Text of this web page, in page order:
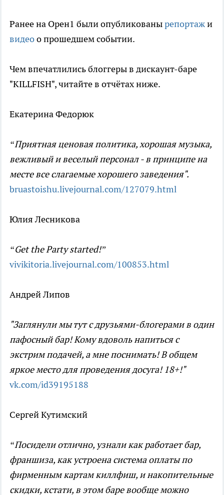
Ранее на Орен1 были опубликованырепортажи
видеоо прошедшем событии.
Чем впечатлились блоггеры в дискаунт-баре
"KILLFISH", читайте в отчётах ниже.
Екатерина Федорюк
“Приятная ценовая политика, хорошая музыка,
вежливый и веселый персонал - в принципе на
месте все слагаемые хорошего заведения".
bruastoishu.livejournal.com/127079.html
Юлия Лесникова
“Get the Party started!”
vivikitoria.livejournal.com/100853.html
Андрей Липов
"Заглянули мы тут с друзьями-блогерами в один
пафосный бар! Кому вдоволь напиться с
экстрим подачей, а мне поснимать! В общем
яркое место для проведения досуга! 18+!"
vk.com/id39195188
Сергей Кутимский
“Посидели отлично, узнали как работает бар,
франшиза, как устроена система оплаты по
фирменным картам киллфиш, и накопительные
скидки, кстати, в этом баре вообще можно